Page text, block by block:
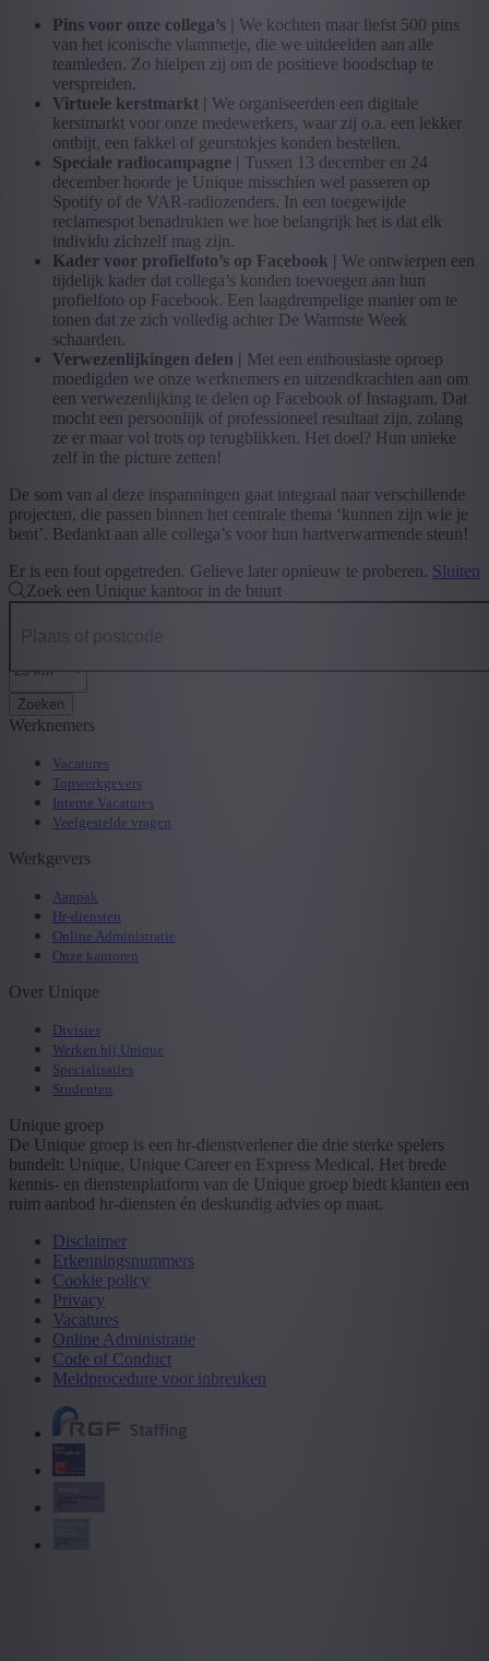
Pins voor onze collega’s | We kochten maar liefst 500 pins
van het iconische vlammetje, die we uitdeelden aan alle
teamleden. Zo hielpen zij om de positieve boodschap te
verspreiden.
Virtuele kerstmarkt | We organiseerden een digitale
kerstmarkt voor onze medewerkers, waar zij o.a. een lekker
ontbijt, een fakkel of geurstokjes konden bestellen.
Speciale radiocampagne | Tussen 13 december en 24
december hoorde je Unique misschien wel passeren op
Spotify of de VAR-radiozenders. In een toegewijde
reclamespot benadrukten we hoe belangrijk het is dat elk
individu zichzelf mag zijn.
Kader voor profielfoto’s op Facebook | We ontwierpen een
tijdelijk kader dat collega’s konden toevoegen aan hun
profielfoto op Facebook. Een laagdrempelige manier om te
tonen dat ze zich volledig achter De Warmste Week
schaarden.
Verwezenlijkingen delen | Met een enthousiaste oproep
moedigden we onze werknemers en uitzendkrachten aan om
een verwezenlijking te delen op Facebook of Instagram. Dat
mocht een persoonlijk of professioneel resultaat zijn, zolang
ze er maar vol trots op terugblikken. Het doel? Hun unieke
zelf in the picture zetten!
De som van al deze inspanningen gaat integraal naar verschillende
projecten, die passen binnen het centrale thema ‘kunnen zijn wie je
bent’. Bedankt aan alle collega’s voor hun hartverwarmende steun!
Er is een fout opgetreden. Gelieve later opnieuw te proberen. Sluiten
Zoek een Unique kantoor in de buurt
Zoeken
Werknemers
Vacatures
Topwerkgevers
Interne Vacatures
Veelgestelde vragen
Werkgevers
Aanpak
Hr-diensten
Online Administratie
Onze kantoren
Over Unique
Divisies
Werken bij Unique
Specialisaties
Studenten
Unique groep
De Unique groep is een hr-dienstverlener die drie sterke spelers
bundelt: Unique, Unique Career en Express Medical. Het brede
kennis- en dienstenplatform van de Unique groep biedt klanten een
ruim aanbod hr-diensten én deskundig advies op maat.
Disclaimer
Erkenningsnummers
Cookie policy
Privacy
Vacatures
Online Administratie
Code of Conduct
Meldprocedure voor inbreuken